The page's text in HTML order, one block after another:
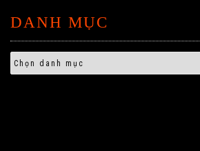
DANH MỤC